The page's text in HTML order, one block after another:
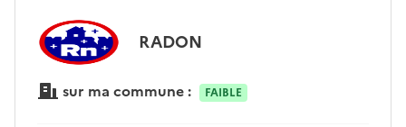
RADON
sur ma commune : FAIBLE